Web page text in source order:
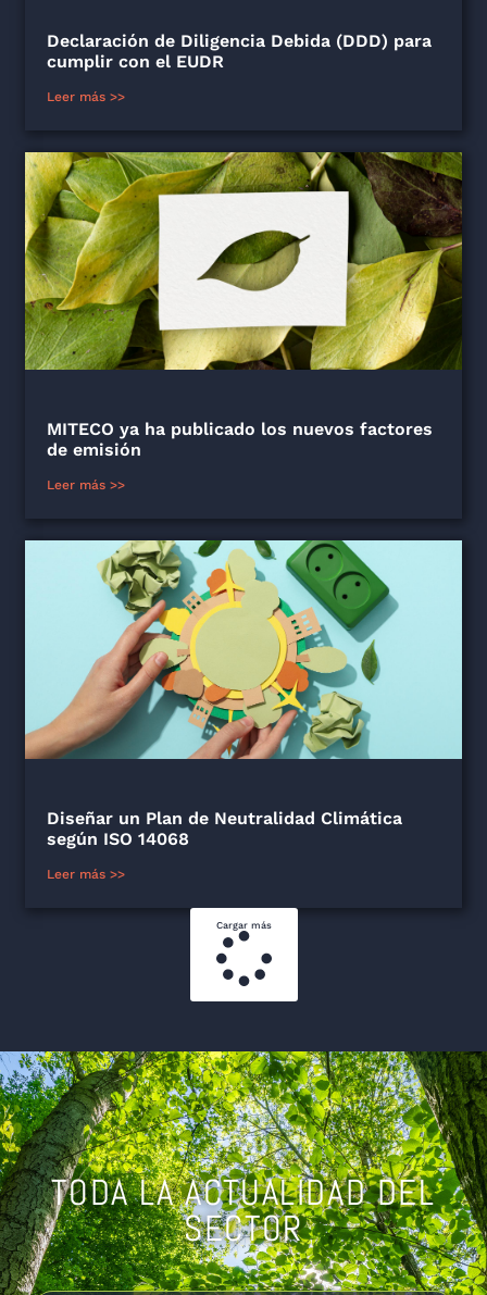
Declaración de Diligencia Debida (DDD) para
cumplir con el EUDR
Leer más >>
MITECO ya ha publicado los nuevos factores
de emisión
Leer más >>
Diseñar un Plan de Neutralidad Climática
según ISO 14068
Leer más >>
Cargar más
TODA LA ACTUALIDAD DEL
SECTOR